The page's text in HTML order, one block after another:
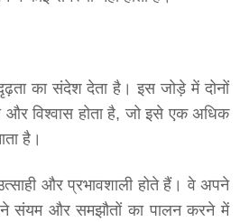
का संदेश देता है। इस जोड़े में दोनों
विश्वास होता है, जो इसे एक अधिक
है।
और प्रभावशाली होते हैं। वे अपने
संयम और समझौतों का पालन करने में